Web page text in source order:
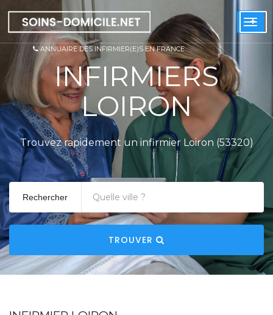
+
ANNUAIRE DES INFIRMIER(E)S EN FRANCE
INFIRMIERS
LOIRON
Trouvez rapidement un infirmier Loiron (53320)
Rechercher
TROUVER